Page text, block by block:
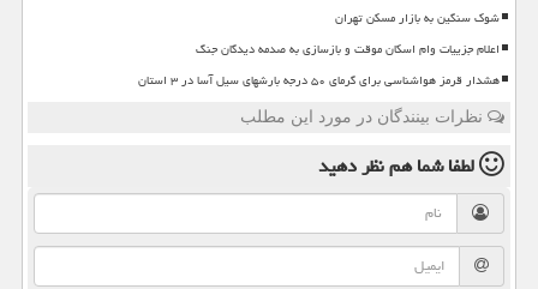
شوک سنگین به بازار مسکن تهران
اعلام جزییات وام اسکان موقت و بازسازی به صدمه دیدگان جنگ
هشدار قرمز هواشناسی برای گرمای ۵۰ درجه بارشهای سیل آسا در ۳ استان
نظرات بینندگان در مورد این مطلب
لطفا شما همنظر دهید